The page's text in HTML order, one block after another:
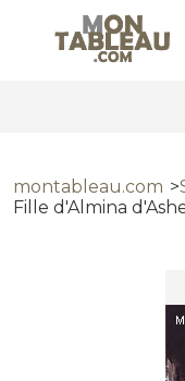
montableau.com
Fille d'Almina